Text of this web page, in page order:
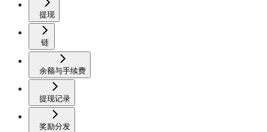
提现
链
余额与手续费
提现记录
奖励分发